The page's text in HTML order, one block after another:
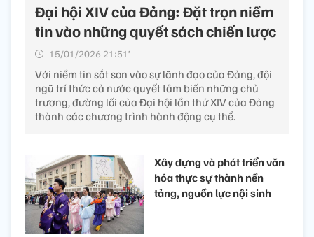
Đại hội XIV của Đảng: Đặt trọn niềm
tin vào những quyết sách chiến lược
15/01/2026 21:51’
Với niềm tin sắt son vào sự lãnh đạo của Đảng, đội
ngũ trí thức cả nước quyết tâm biến những chủ
trương, đường lối của Đại hội lần thứ XIV của Đảng
thành các chương trình hành động cụ thể.
Xây dựng và phát triển văn
hóa thực sự thành nền
tảng, nguồn lực nội sinh